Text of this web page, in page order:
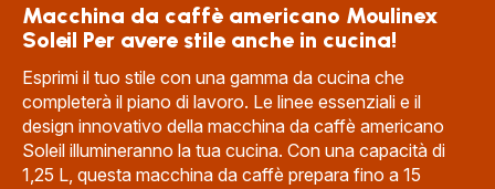
Macchina da caffè americano Moulinex
Soleil Per avere stile anche in cucina!
Esprimi il tuo stile con una gamma da cucina che
completerà il piano di lavoro. Le linee essenziali e il
design innovativo della macchina da caffè americano
Soleil illumineranno la tua cucina. Con una capacità di
1,25 L, questa macchina da caffè prepara fino a 15